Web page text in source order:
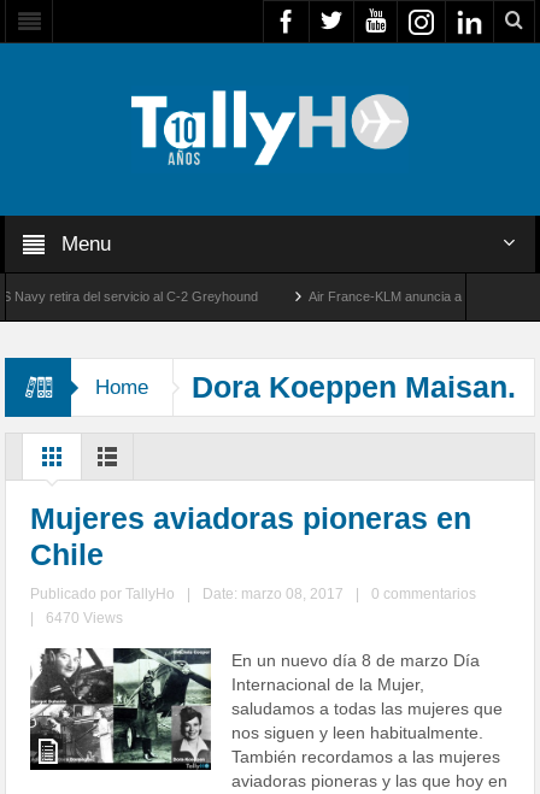
Menu
retira del servicio al C-2 Greyhound Air France-KLM anuncia a Guilhem Mallet
Home Dora Koeppen Maisan.
Mujeres aviadoras pioneras en
Chile
Publicado porTallyHo Date: marzo 08, 2017
0 commentarios
6470 Views
En un nuevo día 8 de marzo Día
Internacional de la Mujer,
saludamos a todas las mujeres que
nos siguen y leen habitualmente.
También recordamos a las mujeres
aviadoras pioneras y las que hoy en